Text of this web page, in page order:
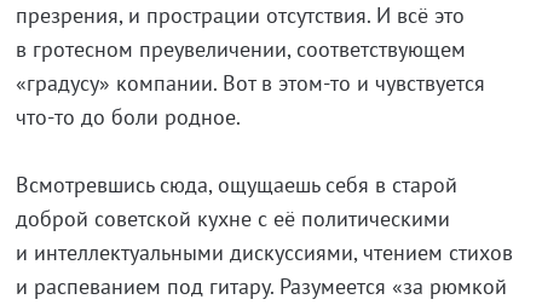
презрения, и прострации отсутствия. И всё это
в гротесном преувеличении, соответствующем
«градусу» компании. Вот в этом-то и чувствуется
что-то до боли родное.
Всмотревшись сюда, ощущаешь себя в старой
доброй советской кухне с её политическими
и интеллектуальными дискуссиями, чтением стихов
и распеванием под гитару. Разумеется «за рюмкой